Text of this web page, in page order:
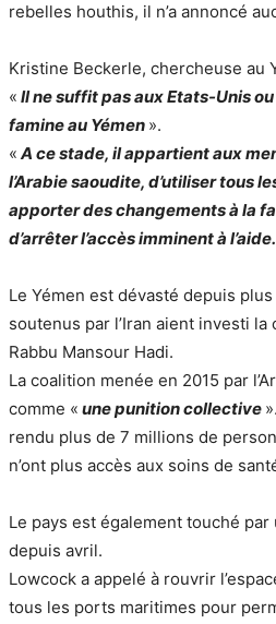
rebelles houthis, il n’a annoncé
Kristine Beckerle, chercheuse au
« Il ne suffit pas aux Etats-Unis
famine au Yémen ».
« A ce stade, il appartient aux
l’Arabie saoudite, d’utiliser tous
apporter des changements à la
d’arrêter l’accès imminent à l’aide.
Le Yémen est dévasté depuis
soutenus par l’Iran aient investi
Rabbu Mansour Hadi.
La coalition menée en 2015 par
comme « une punition collective
rendu plus de 7 millions de
n’ont plus accès aux soins de
Le pays est également touché
depuis avril.
Lowcock a appelé à rouvrir
tous les ports maritimes pour